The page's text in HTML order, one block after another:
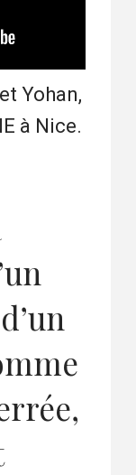
Yohan,
à Nice.